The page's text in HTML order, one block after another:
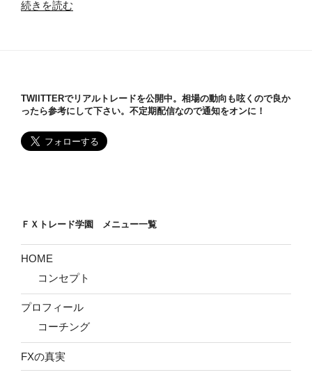
“『IPO
や
く
続きを読む
TWIITTERでリアルトレードを公開中。相場の動向も呟くので良か
ったら参考にして下さい。不定期配信なので通知をオンに！
ＦＸトレード学園 メニュー一覧
HOME
コンセプト
プロフィール
コーチング
FXの真実